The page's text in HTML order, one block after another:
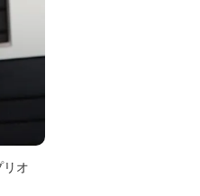
リオ